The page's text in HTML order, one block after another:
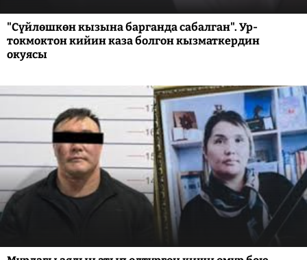
"Сүйлөшкөн кызына барганда сабалган". Ур-
токмоктон кийин каза болгон кызматкердин
окуясы